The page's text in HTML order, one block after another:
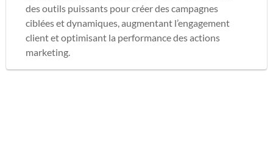
des outils puissants pour créer des campagnes
ciblées et dynamiques, augmentant l’engagement
client et optimisant la performance des actions
marketing.